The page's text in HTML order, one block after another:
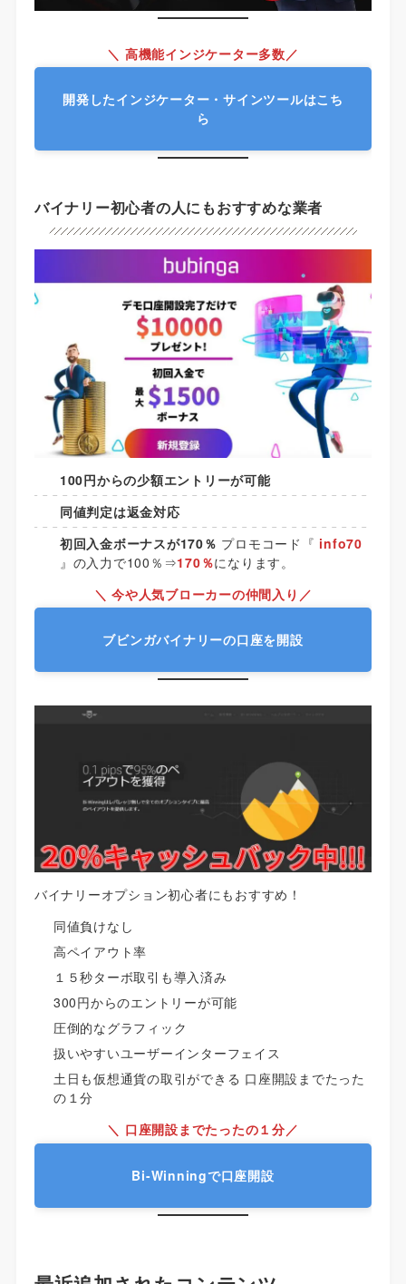
＼ 高機能インジケーター多数／
開発したインジケーター・サインツールはこち
ら
バイナリー初心者の人にもおすすめな業者
100円からの少額エントリーが可能
同値判定は返金対応
初回入金ボーナスが170％ プロモコード『 info70
』の入力で100％⇒170％になります。
＼ 今や人気ブローカーの仲間入り／
ブビンガバイナリーの口座を開設
バイナリーオプション初心者にもおすすめ！
同値負けなし
高ペイアウト率
１５秒ターボ取引も導入済み
300円からのエントリーが可能
圧倒的なグラフィック
扱いやすいユーザーインターフェイス
土日も仮想通貨の取引ができる 口座開設までたった
の１分
＼ 口座開設までたったの１分／
Bi-Winningで口座開設